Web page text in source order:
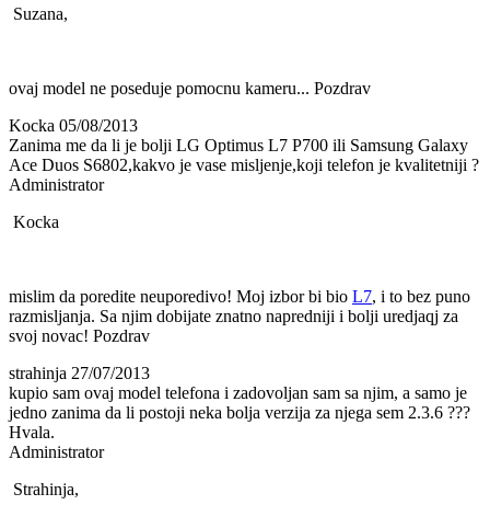
Suzana,
ovaj model ne poseduje pomocnu kameru... Pozdrav
Kocka 05/08/2013
Zanima me da li je bolji LG Optimus L7 P700 ili Samsung Galaxy
Ace Duos S6802,kakvo je vase misljenje,koji telefon je kvalitetniji ?
Administrator
Kocka
mislim da poredite neuporedivo! Moj izbor bi bio L7, i to bez puno
razmisljanja. Sa njim dobijate znatno napredniji i bolji uredjaqj za
svoj novac! Pozdrav
strahinja 27/07/2013
kupio sam ovaj model telefona i zadovoljan sam sa njim, a samo je
jedno zanima da li postoji neka bolja verzija za njega sem 2.3.6 ???
Hvala.
Administrator
Strahinja,